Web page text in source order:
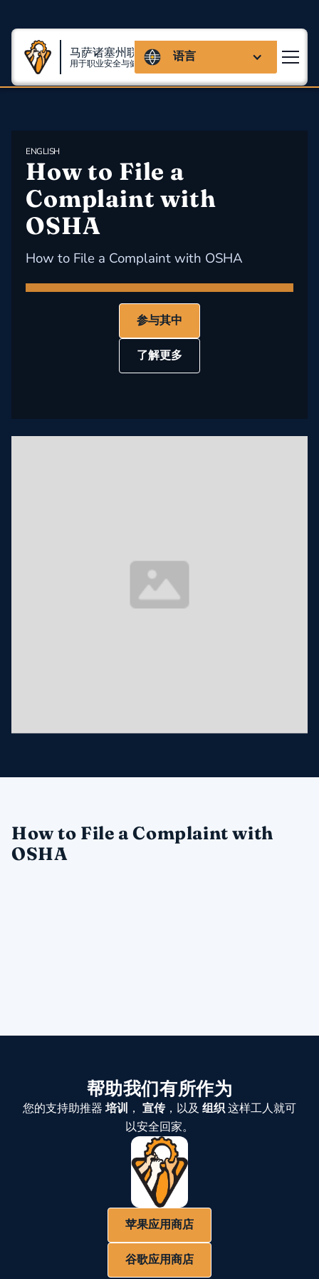
马萨诸塞州联盟
用于职业安全与健康 语言
ENGLISH
How to File a
Complaint with
OSHA
How to File a Complaint with OSHA
参与其中
了解更多
How to File a Complaint with
OSHA
帮助我们有所作为
您的支持助推器 培训 ， 宣传，以及 组织这样工人就可
以安全回家。
苹果应用商店
谷歌应用商店